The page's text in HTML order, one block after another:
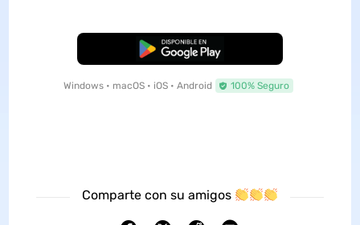
Descarga Gratuita
Windows • macOS • iOS • Android 100% Seguro
Comparte con su amigos